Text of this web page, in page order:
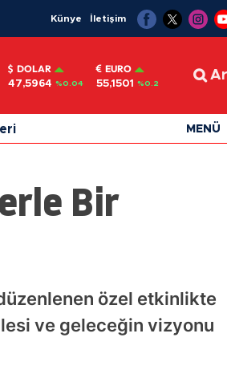
Künye İletişim
DOLAR
47,5964 %0.04
EURO
55,1501 %0.2
MENÜ
Bir
özel etkinlikte
ve geleceğin vizyonu